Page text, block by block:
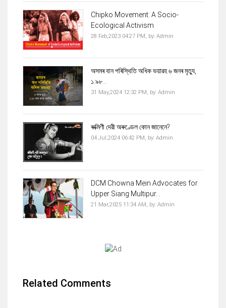
Chipko Movement: A Socio-
Ecological Activism
28 Feb,2023 04:27 PM, by: Admin
অসমৰ বান পৰিস্থিতি অধিক ভয়াৱহ ৬ জনৰ মৃত্যু,
১.৯৮...
31 May,2024 12:32 PM, by: Admin
ৰুক্মিণী দেৱী অৰুণ্ডেল কোন জানেনে?
04 Jul,2024 06:42 PM, by: Admin
DCM Chowna Mein Advocates for
Upper Siang Multipur...
21 Mar,2025 11:34 AM, by: Admin
Related Comments